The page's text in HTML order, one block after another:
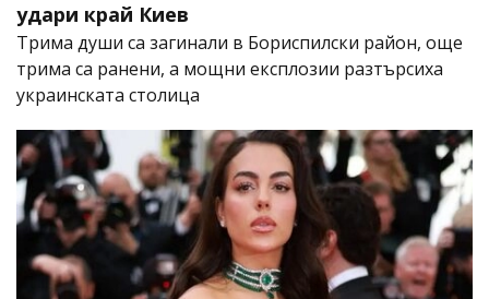
удари край Киев
Трима души са загинали в Бориспилски район, още
трима са ранени, а мощни експлозии разтърсиха
украинската столица